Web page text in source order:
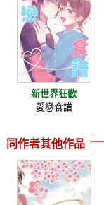
新世界狂歡
愛戀食譜
同作者其他作品